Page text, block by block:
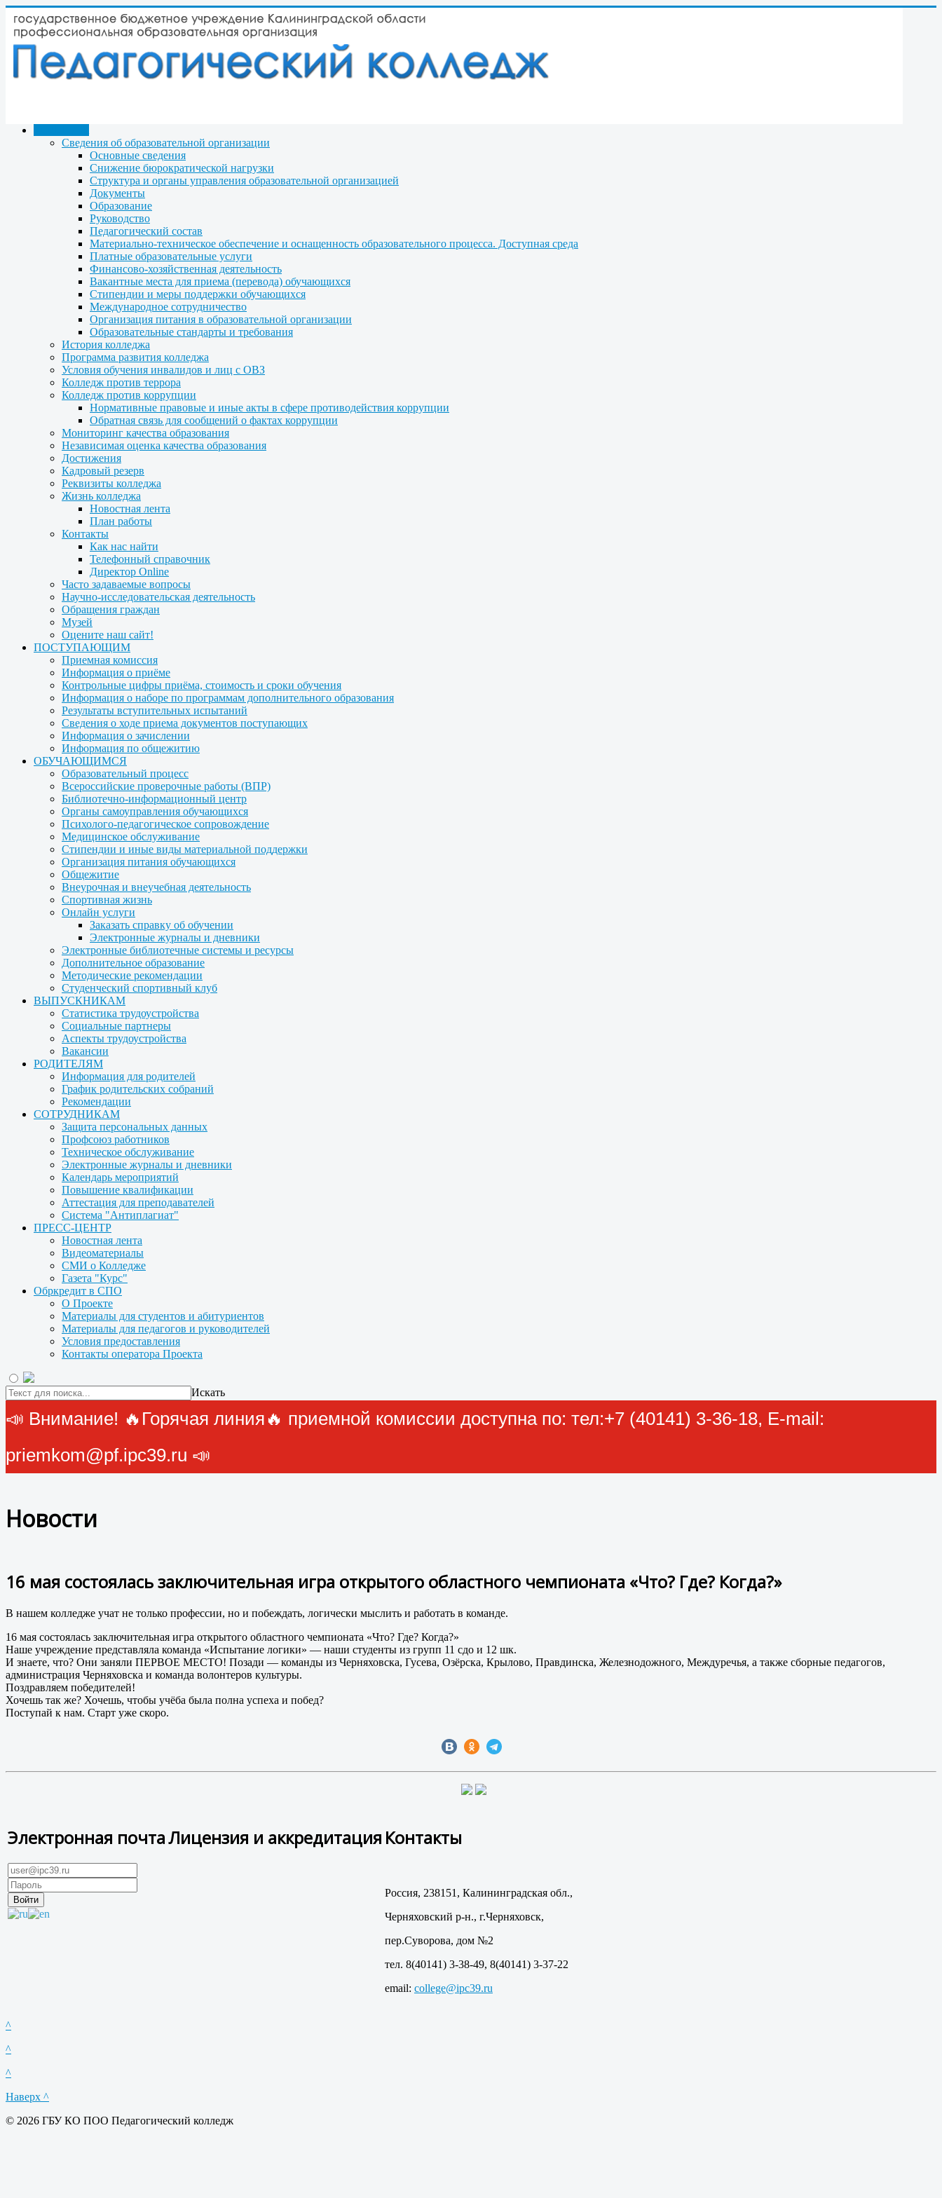
Сведения об образовательной организации
Основные сведения
Снижение бюрократической нагрузки
Структура и органы управления образовательной организацией
Документы
Образование
Руководство
Педагогический состав
Материально-техническое обеспечение и оснащенность образовательного процесса. Доступная среда
Платные образовательные услуги
Финансово-хозяйственная деятельность
Вакантные места для приема (перевода) обучающихся
Стипендии и меры поддержки обучающихся
Международное сотрудничество
Организация питания в образовательной организации
Образовательные стандарты и требования
История колледжа
Программа развития колледжа
Условия обучения инвалидов и лиц с ОВЗ
Колледж против террора
Колледж против коррупции
Нормативные правовые и иные акты в сфере противодействия коррупции
Обратная связь для сообщений о фактах коррупции
Мониторинг качества образования
Независимая оценка качества образования
Достижения
Кадровый резерв
Реквизиты колледжа
Жизнь колледжа
Новостная лента
План работы
Контакты
Как нас найти
Телефонный справочник
Директор Online
Часто задаваемые вопросы
Научно-исследовательская деятельность
Обращения граждан
Музей
Оцените наш сайт!
ПОСТУПАЮЩИМ
Приемная комиссия
Информация о приёме
Контрольные цифры приёма, стоимость и сроки обучения
Информация о наборе по программам дополнительного образования
Результаты вступительных испытаний
Сведения о ходе приема документов поступающих
Информация о зачислении
Информация по общежитию
ОБУЧАЮЩИМСЯ
Образовательный процесс
Всероссийские проверочные работы (ВПР)
Библиотечно-информационный центр
Органы самоуправления обучающихся
Психолого-педагогическое сопровождение
Медицинское обслуживание
Стипендии и иные виды материальной поддержки
Организация питания обучающихся
Общежитие
Внеурочная и внеучебная деятельность
Спортивная жизнь
Онлайн услуги
Заказать справку об обучении
Электронные журналы и дневники
Электронные библиотечные системы и ресурсы
Дополнительное образование
Методические рекомендации
Студенческий спортивный клуб
ВЫПУСКНИКАМ
Статистика трудоустройства
Социальные партнеры
Аспекты трудоустройства
Вакансии
РОДИТЕЛЯМ
Информация для родителей
График родительских собраний
Рекомендации
СОТРУДНИКАМ
Защита персональных данных
Профсоюз работников
Техническое обслуживание
Электронные журналы и дневники
Календарь мероприятий
Повышение квалификации
Аттестация для преподавателей
Система "Антиплагиат"
ПРЕСС-ЦЕНТР
Новостная лента
Видеоматериалы
СМИ о Колледже
Газета "Курс"
Обркредит в СПО
О Проекте
Материалы для студентов и абитуриентов
Материалы для педагогов и руководителей
Условия предоставления
Контакты оператора Проекта
Искать
📣 Внимание! 🔥Горячая линия🔥 приемной комиссии доступна по: тел:+7 (40141) 3-36-18, E-mail:
priemkom@pf.ipc39.ru 📣
Новости
16 мая состоялась заключительная игра открытого областного чемпионата «Что? Где? Когда?»
В нашем колледже учат не только профессии, но и побеждать, логически мыслить и работать в команде.
16 мая состоялась заключительная игра открытого областного чемпионата «Что? Где? Когда?»
Наше учреждение представляла команда «Испытание логики» — наши студенты из групп 11 сдо и 12 шк.
И знаете, что? Они заняли ПЕРВОЕ МЕСТО! Позади — команды из Черняховска, Гусева, Озёрска, Крылово, Правдинска, Железнодожного, Междуречья, а также сборные педагогов,
администрация Черняховска и команда волонтеров культуры.
Поздравляем победителей!
Хочешь так же? Хочешь, чтобы учёба была полна успеха и побед?
Поступай к нам. Старт уже скоро.
Электронная почтаЛицензия и аккредитация Контакты
Россия, 238151, Калининградская обл.,
Черняховский р-н., г.Черняховск,
пер.Суворова, дом №2
тел. 8(40141) 3-38-49, 8(40141) 3-37-22
email: college@ipc39.ru
^
^
^
Наверх ^
© 2026 ГБУ КО ПОО Педагогический колледж